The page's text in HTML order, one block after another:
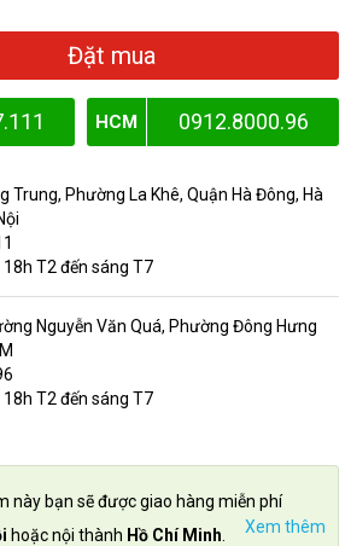
Đặt mua
HCM 0912.8000.96
Trung, Phường La Khê, Quận Hà Đông, Hà
T2 đến sáng T7
Nguyễn Văn Quá, Phường Đông Hưng
T2 đến sáng T7
này bạn sẽ được giao hàng miễn phí
hoặc nội thành Hồ Chí Minh Xem thêm